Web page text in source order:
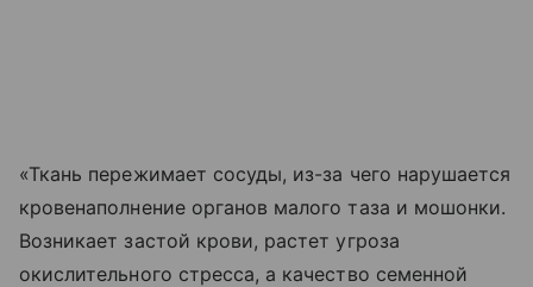
«Ткань пережимает сосуды, из-за чего нарушается
кровенаполнение органов малого таза и мошонки.
Возникает застой крови, растет угроза
окислительного стресса, а качество семенной